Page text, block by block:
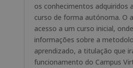
os conhecimentos adquiridos
curso de forma autónoma. O
acesso a um curso inicial,
informações sobre a
aprendizado, a titulação que
funcionamento do Campus